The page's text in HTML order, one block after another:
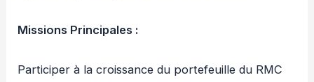
Missions Principales :
Participer à la croissance du portefeuille du RMC